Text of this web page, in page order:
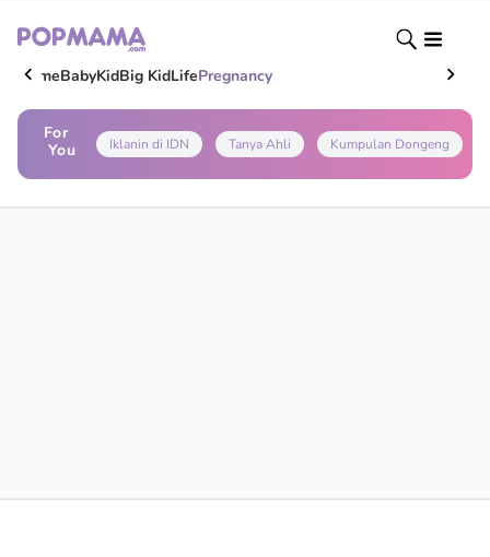
HomeBabyKidBig KidLifePregnancy
For
You
Iklanin di IDN Tanya Ahli Kumpulan Dongeng